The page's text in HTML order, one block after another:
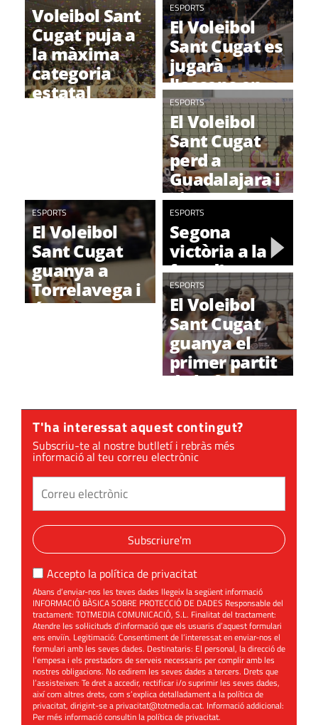
Voleibol Sant
Cugat puja a
la màxima
categoria
estatal
ESPORTS
El Voleibol
Sant Cugat es
jugarà
l'ascens en
l'últim partit
a casa
ESPORTS
El Voleibol
Sant Cugat
perd a
Guadalajara i
ajorna
l'ascens a
Superlliga
ESPORTS
El Voleibol
Sant Cugat
guanya a
Torrelavega i
és encara
ESPORTS
Segona
victòria a la
fase d'ascens
d'un gran
Voleibol Sant
Cugat
ESPORTS
El Voleibol
Sant Cugat
guanya el
primer partit
de la fase
T'ha interessat aquest contingut?
Subscriu-te al nostre butlletí i rebràs més
informació al teu correu electrònic
Subscriure'm
Accepto la política de privacitat
Abans d’enviar-nos les teves dades llegeix la següent informació
INFORMACIÓ BÀSICA SOBRE PROTECCIÓ DE DADES Responsable del
tractament: TOTMEDIA COMUNICACIÓ, S.L. Finalitat del tractament:
Atendre les sol·licituds d’informació que els usuaris d’aquest formulari
ens enviïn. Legitimació: Consentiment de l’interessat en enviar-nos el
formulari amb les seves dades. Destinataris: El personal, la direcció de
l’empesa i els prestadors de serveis necessaris per complir amb les
nostres obligacions. No cedirem les seves dades a tercers. Drets que
l’assisteixen: Te dret a accedir, rectificar i/o suprimir les seves dades,
així com altres drets, com s’explica detalladament a la política de
privacitat, dirigint-se aprivacitat@totmedia.cat. Informació addicional:
Per més informació consultin lapolítica de privacitat.